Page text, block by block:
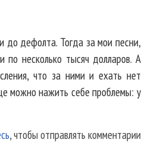
до дефолта. Тогда за мои песни,
по несколько тысяч долларов. А
что за ними и ехать нет
можно нажить себе проблемы: у
, чтобы отправлять комментарии